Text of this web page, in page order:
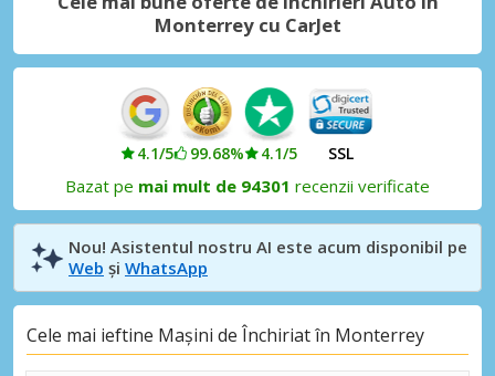
Monterrey cu CarJet
4.1/5 99.68% 4.1/5 SSL
Bazat pe mai mult de 94301 recenzii verificate
Nou! Asistentul nostru AI este acum disponibil pe
Web și WhatsApp
Cele mai ieftine Mașini de Închiriat în Monterrey